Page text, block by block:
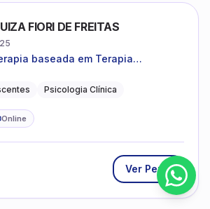
FIORI DE FREITAS
baseada em Terapia
Psicologia Clínica
Online
Ver Perfil